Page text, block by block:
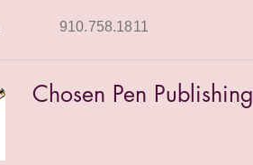
Chosen Pen Publishing
910.758.1811